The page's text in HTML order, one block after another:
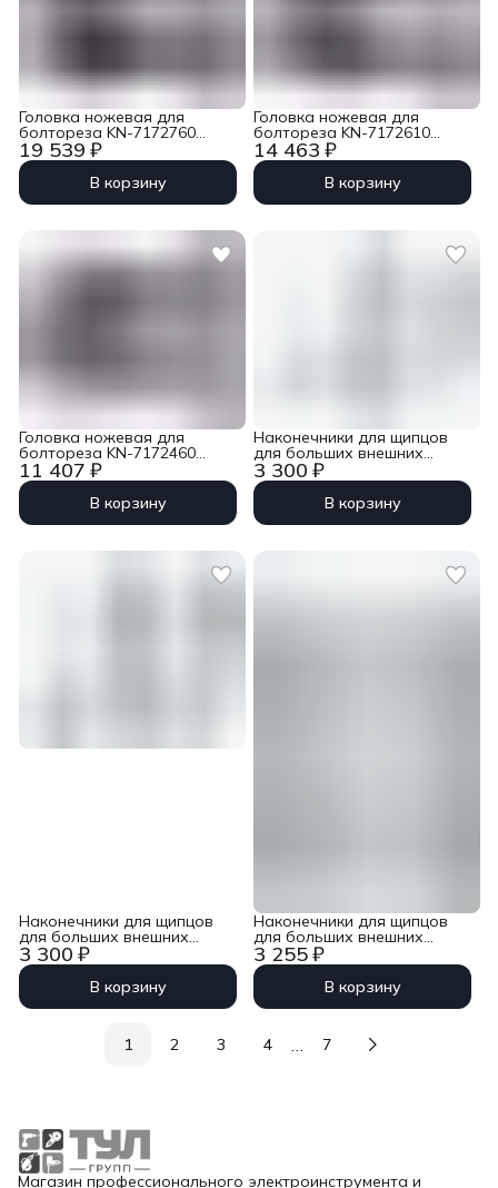
19 539 ₽
Головка ножевая для
болтореза KN-7172760
Knipex KN-7179760
В корзину
14 463 ₽
Головка ножевая для
болтореза KN-7172610
Knipex KN-7179610
В корзину
11 407 ₽
Головка ножевая для
болтореза KN-7172460
Knipex KN-7179460
В корзину
3 300 ₽
Наконечники для щипцов
для больших внешних
стопорных колец KN-
4620A61, 1 пара Knipex KN-
В корзину
3 300 ₽
Наконечники для щипцов
для больших внешних
стопорных колец KN-
4620A51, 1 пара Knipex KN-
В корзину
3 255 ₽
Наконечники для щипцов
для больших внешних
стопорных колец KN-
4610A6, 1 пара Knipex KN-
В корзину
1 2 3 4 … 7
Магазин профессионального электроинструмента и